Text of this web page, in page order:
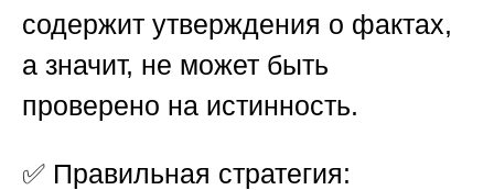
содержит утверждения о фактах,
а значит, не может быть
проверено на истинность.
✅ Правильная стратегия: